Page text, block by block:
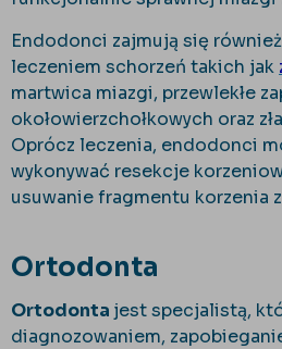
Endodonci zajmują się
leczeniem schorzeń takich jak
martwica miazgi, przewlekłe
okołowierzchołkowych oraz
Oprócz leczenia, endodonci
wykonywać resekcje
usuwanie fragmentu korzenia
Ortodonta
Ortodonta jest specjalistą,
diagnozowaniem,